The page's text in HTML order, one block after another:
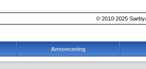
© 2010-2025
Annoncering